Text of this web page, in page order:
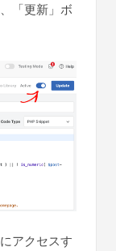
「更新」ボ
アクセスす